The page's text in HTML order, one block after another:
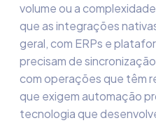
volume ou a
que as integrações
geral, com ERPs e
precisam de
com operações que têm
que exigem automação
tecnologia que